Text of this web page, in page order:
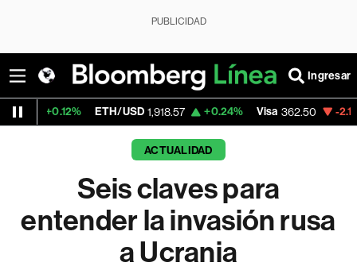
PUBLICIDAD
Ingresar
ETH/USD 1,918.57 +0.24% Visa 362.50 -2.15%
ACTUALIDAD
Seis claves para
entender la invasión rusa
a Ucrania